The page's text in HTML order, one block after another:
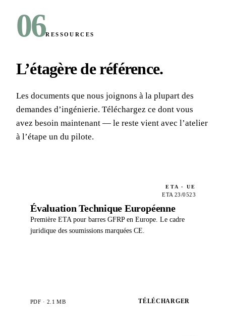
06RESSOURCES
L’étagère de référence.
Les documents que nous joignons à la plupart des
demandes d’ingénierie. Téléchargez ce dont vous
avez besoin maintenant — le reste vient avec l’atelier
à l’étape un du pilote.
ETA · UE
ETA 23/0523
Évaluation Technique Européenne
Première ETA pour barres GFRP en Europe. Le cadre
juridique des soumissions marquées CE.
PDF · 2.1 MB TÉLÉCHARGER